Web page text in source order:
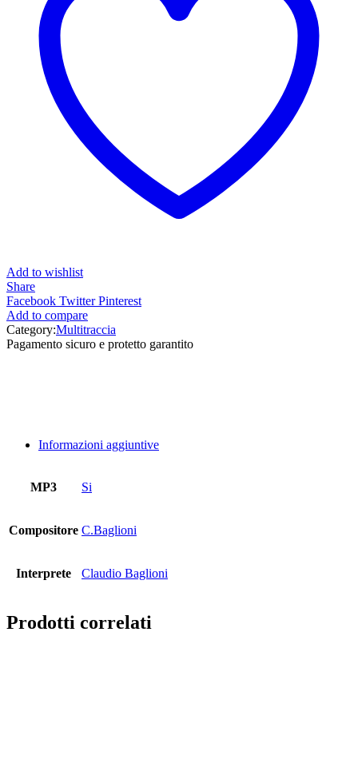
Add to wishlist
Share
Facebook Twitter Pinterest
Add to compare
Category:Multitraccia
Pagamento sicuro e protetto garantito
Informazioni aggiuntive
MP3 Si
Compositore C.Baglioni
Interprete Claudio Baglioni
Prodotti correlati